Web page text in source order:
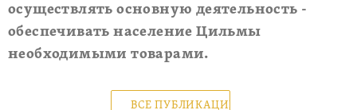
осуществлять основную деятельность -
обеспечивать население Цильмы
необходимыми товарами.
ВСЕ ПУБЛИКАЦИИ